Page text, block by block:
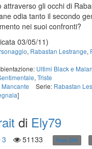
attraverso gli occhi di
odia tanto il secondo
nei suoi confronti?
03/05/11)
, Rabastan Lestrange,
Ultimi Black e
, Triste
Serie: Rabastan
]
di Ely79
3 51133 Post-DH